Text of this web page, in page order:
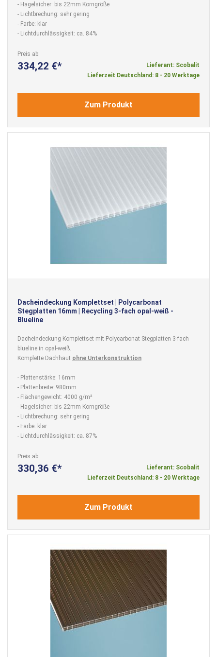
- Hagelsicher: bis 22mm Korngröße
- Lichtbrechung: sehr gering
- Farbe: klar
- Lichtdurchlässigkeit: ca. 84%
Preis ab
334,22 €
Lieferant: Scobalit
Lieferzeit Deutschland: 8 - 20 Werktage
Zum Produkt
Dacheindeckung Komplettset | Polycarbonat
Stegplatten 16mm | Recycling 3-fach opal-weiß -
Blueline
Dacheindeckung Komplettset mit Polycarbonat Stegplatten 3-fach
blueline in opal-weiß.
Komplette Dachhaut ohne Unterkonstruktion
- Plattenstärke: 16mm
- Plattenbreite: 980mm
- Flächengewicht: 4000 g/m²
- Hagelsicher: bis 22mm Korngröße
- Lichtbrechung: sehr gering
- Farbe: klar
- Lichtdurchlässigkeit: ca. 87%
Preis ab
330,36 €
Lieferant: Scobalit
Lieferzeit Deutschland: 8 - 20 Werktage
Zum Produkt